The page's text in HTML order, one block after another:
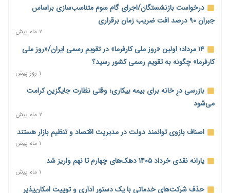
خانه کارگر قزوین: شکاف دستمزد و هزینه معیشت هر روز عمیق‌تر
می‌شود
رئیس سازمان امور مالیاتی: بلاگرهای پردرآمد مشمول پرداخت
مالیات هستند
پیش‌بینی افزایش تولید برنج؛ نیاز وارداتی کشور به ۵۰۰ هزار تن
کاهش می‌یابد
امضای تفاهم‌نامه تجاری ایران و پاکستان؛ هدف‌گذاری تجارت ۱۰
اختیارات جدید گمرکات برای تمدید ورود موقت کالا و خودرو تا
پایان شهریور ابلاغ شد
درخواست بازنشستگان/اجرای گام سوم متناسب‌سازی براساس
جبران ۹۰ درصد افت ضریب زمان برقراری
۲ ماه پیش
۱۴ مرداد؛ اولین «روز ملی کارفرما» در تقویم رسمی ایران/«روز ملی
کارفرما» چگونه به تقویم رسمی کشور رسید؟
۱ روز پیش
بازرسی درِ خانه برای بیمه بیکاری؛ وقتی نظارت جایگزین کرامت
می‌شود
۲ ماه پیش
اصناف بازوی توانمند دولت در مدیریت اقتصاد و تنظیم بازار هستند
۱ ماه پیش
یارانه نقدی خرداد ۱۴۰۵ دهک‌های چهارم تا نهم واریز شد
۱ ماه پیش
حذف شرکت‌های خدماتی با یک دستور اداری و توییت امکان‌پذیر